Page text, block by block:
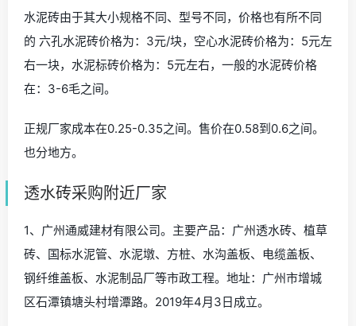
水泥砖由于其大小规格不同、型号不同，价格也有所不同
的 六孔水泥砖价格为：3元/块，空心水泥砖价格为：5元左
右一块，水泥标砖价格为：5元左右，一般的水泥砖价格
在：3-6毛之间。
正规厂家成本在0.25-0.35之间。售价在0.58到0.6之间。
也分地方。
透水砖采购附近厂家
1、广州通威建材有限公司。主要产品：广州透水砖、植草
砖、国标水泥管、水泥墩、方桩、水沟盖板、电缆盖板、
钢纤维盖板、水泥制品厂等市政工程。地址：广州市增城
区石潭镇塘头村增潭路。2019年4月3日成立。